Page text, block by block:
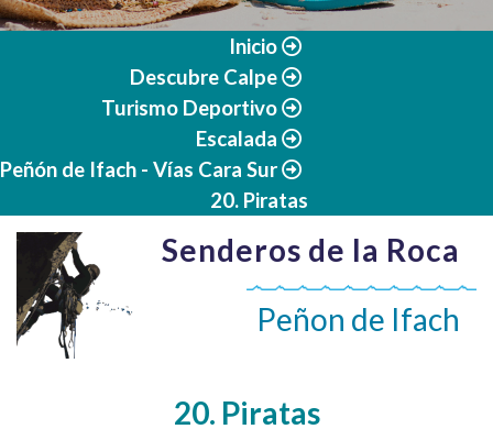
Senderos de la Roca
Peñon de Ifach
Inicio
Descubre Calpe
Turismo Deportivo
Escalada
Peñón de Ifach - Vías Cara Sur
20. Piratas
20. Piratas